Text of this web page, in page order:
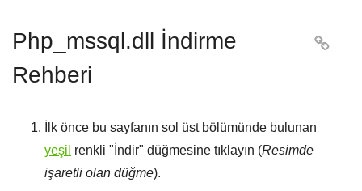
Php_mssql.dll İndirme
Rehberi

İlk önce bu sayfanın sol üst bölümünde bulunan
yeşil renkli " İndir" düğmesine tıklayın (Resimde
işaretli olan düğme).